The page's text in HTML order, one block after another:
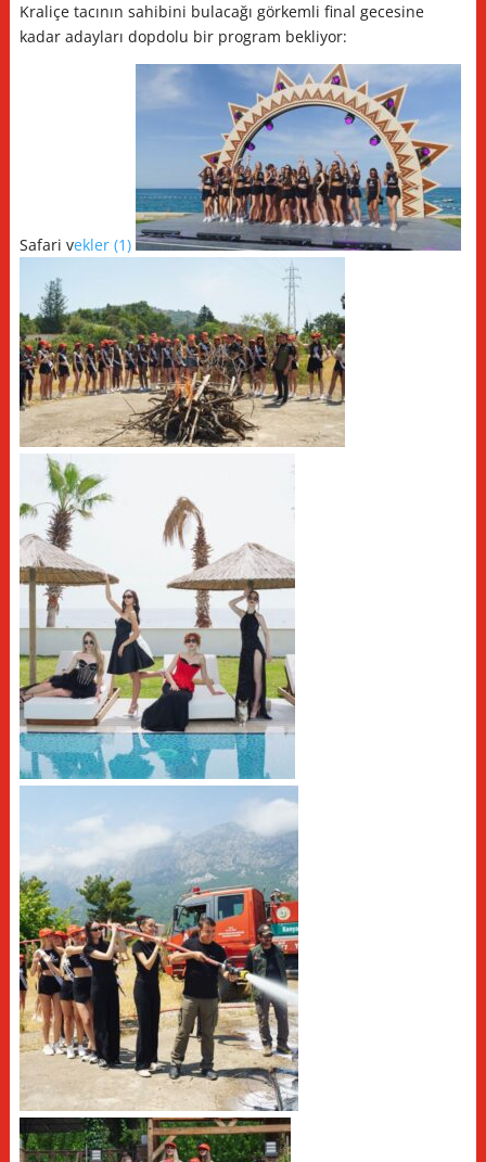
Kraliçe tacının sahibini bulacağı görkemli final gecesine
kadar adayları dopdolu bir program bekliyor:
Safari vekler (1)